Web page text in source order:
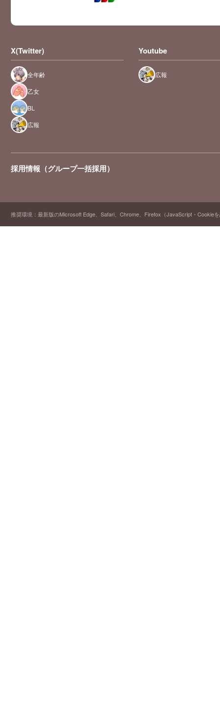
X(Twitter)
全年齢
乙女
BL
広報
Youtube
広報
採用情報（グループ一括採用）
推奨環境：最新版のMicrosoft Edge、Safari、Chrome、Firefox（JavaScript・Cookie